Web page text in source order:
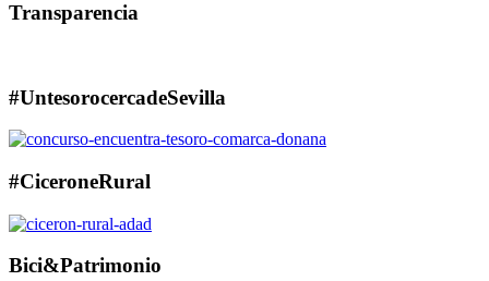
Transparencia
#UntesorocercadeSevilla
#CiceroneRural
Bici&Patrimonio